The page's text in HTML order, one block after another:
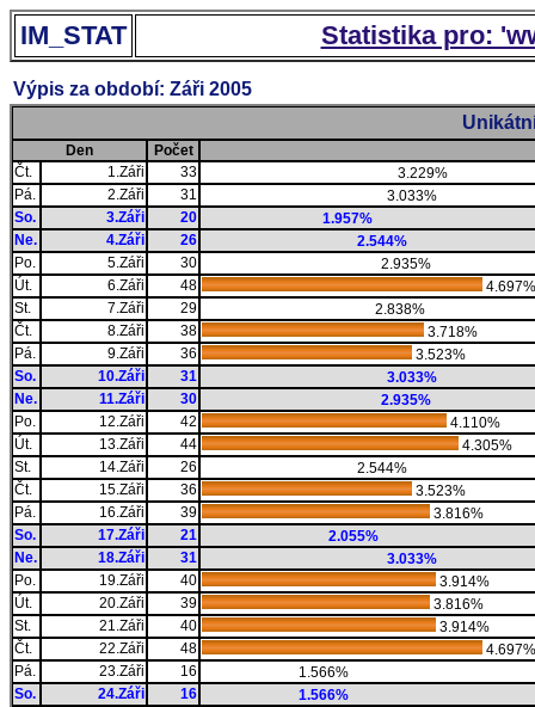
IM_STAT Statistika pro:
Výpis za období: Záři 2005
Den
Počet
Čt.
1.Záři 33
3.229%
Pá.
2.Záři 31
3.033%
So.
3.Záři 20
1.957%
Ne.
4.Záři 26
2.544%
Po.
5.Záři 30
2.935%
Út.
6.Záři 48
4.697%
St.
7.Záři 29
2.838%
Čt.
8.Záři 38
3.718%
Pá.
9.Záři 36
3.523%
So.
10.Záři 31
3.033%
Ne.
11.Záři 30
2.935%
Po.
12.Záři 42
4.110%
Út.
13.Záři 44
4.305%
St.
14.Záři 26
2.544%
Čt.
15.Záři 36
3.523%
Pá.
16.Záři 39
3.816%
So.
17.Záři 21
2.055%
Ne.
18.Záři 31
3.033%
Po.
19.Záři 40
3.914%
Út.
20.Záři 39
3.816%
St.
21.Záři 40
3.914%
Čt.
22.Záři 48
4.697%
Pá.
23.Záři 16
1.566%
So.
24.Záři 16
1.566%